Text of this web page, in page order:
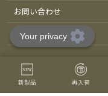
お問い合わせ
修理依頼
Copyright © 2015-
新製品 再入荷